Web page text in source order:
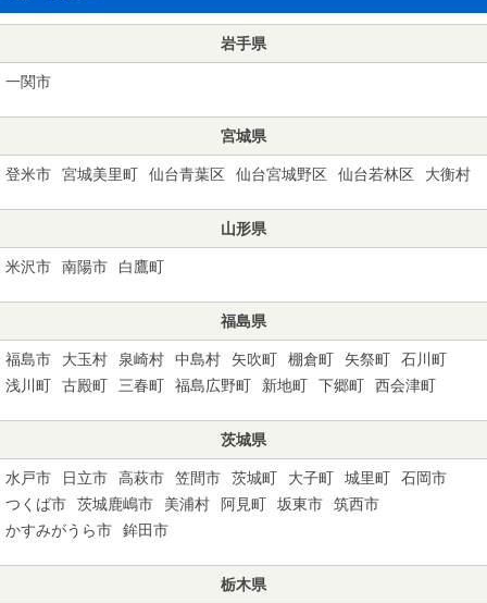
岩手県
一関市
宮城県
登米市 宮城美里町 仙台青葉区 仙台宮城野区 仙台若林区 大衡村
山形県
米沢市 南陽市 白鷹町
福島県
福島市 大玉村 泉崎村 中島村 矢吹町 棚倉町 矢祭町
石川町
浅川町
古殿町 三春町 福島広野町 新地町 下郷町 西会津町
茨城県
水戸市 日立市 高萩市 笠間市 茨城町 大子町 城里町
石岡市
つくば市
茨城鹿嶋市 美浦村 阿見町 坂東市
筑西市
かすみがうら市
鉾田市
栃木県